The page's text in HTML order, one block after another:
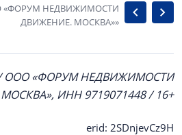
«ФОРУМ НЕДВИЖИМОСТИ
ДВИЖЕНИЕ. МОСКВА»»
/ ООО «ФОРУМ НЕДВИЖИМОСТИ
ИНН 9719071448 / 16+
erid: 2SDnjevCz9H